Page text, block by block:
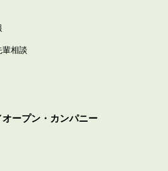
輩相談
ープン・カンパニー